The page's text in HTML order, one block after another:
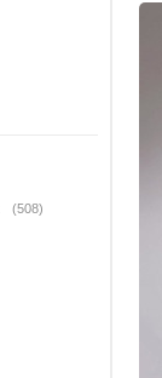
(508)